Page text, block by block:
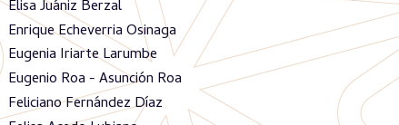
Elisa Juániz Berzal
Enrique Echeverria Osinaga
Eugenia Iriarte Larumbe
Eugenio Roa - Asunción Roa
Feliciano Fernández Díaz